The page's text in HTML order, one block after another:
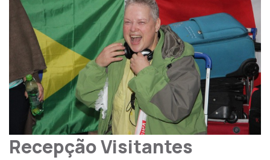
Recepção Visitantes